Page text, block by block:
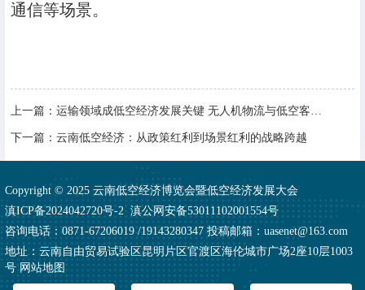
通信等场景。
上一篇： 运输领域成低空经济发展关键 无人机物流与低空客运或将率先破局
下一篇： 云南低空经济：从政策红利到场景红利的战略跨越
Copyright © 2025 云南低空经济博览会暨低空经济发展大会
滇ICP备2024042720号-2滇公网安备53011102001554号
咨询电话：0871-67206019 /19143280347 投稿邮箱：uasenet@163.com
地址：云南自由贸易试验区昆明片区官渡区海伦城市广场2座10层1003
号网站地图